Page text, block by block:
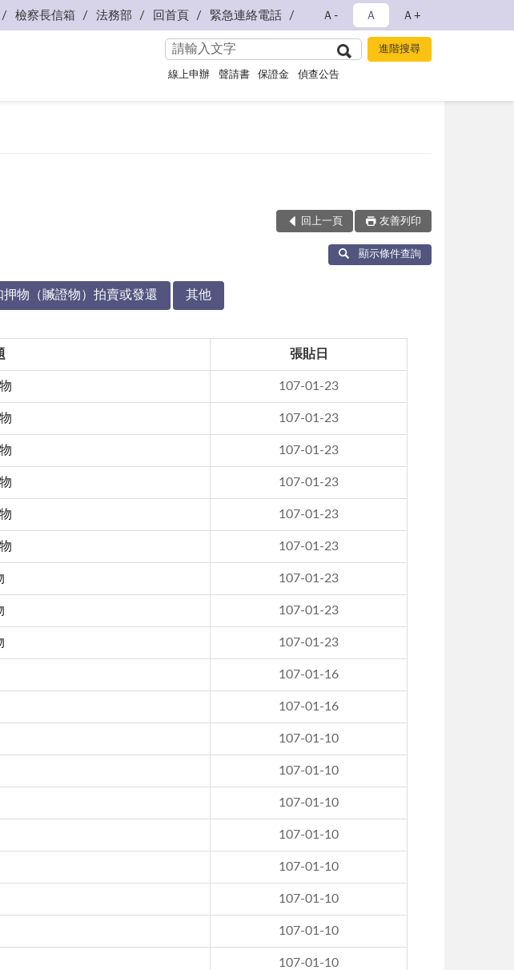
檢察長信箱 法務部 回首頁 緊急連絡電話 Ａ- Ａ Ａ+
線上申辦 聲請書 保證金 偵查公告
回上一頁 友善列印
顯示條件查詢
押物（贓證物）拍賣或發還 其他
張貼日
107-01-23
107-01-23
107-01-23
107-01-23
107-01-23
107-01-23
107-01-23
107-01-23
107-01-23
107-01-16
107-01-16
107-01-10
107-01-10
107-01-10
107-01-10
107-01-10
107-01-10
107-01-10
107-01-10